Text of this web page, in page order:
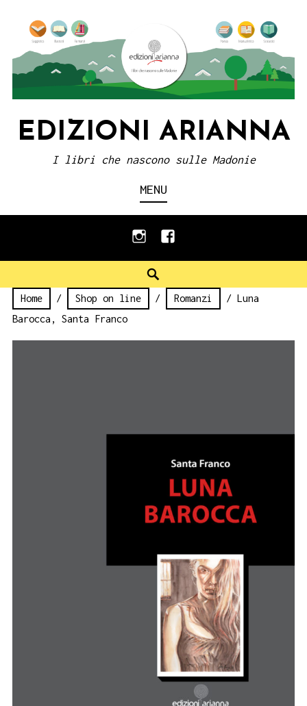
content
EDIZIONI ARIANNA
I libri che nascono sulle Madonie
MENU
instagramfacebook
Home / Shop on line / Romanzi
/ Luna
Barocca, Santa Franco